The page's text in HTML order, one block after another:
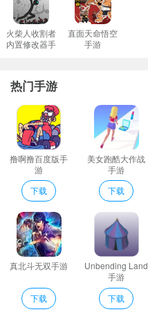
火柴人收割者
内置修改器手
直面天命悟空
手游
热门手游
撸啊撸百度版手
游
下载
美女跑酷大作战
手游
下载
真北斗无双手游
下载
Unbending Land
手游
下载